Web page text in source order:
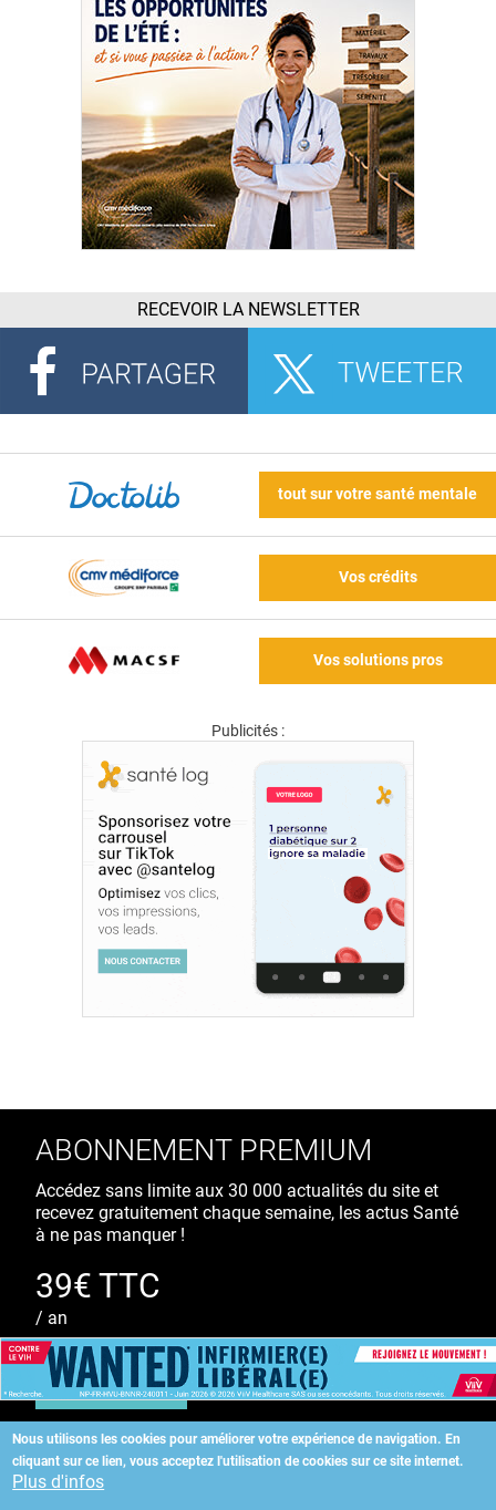
RECEVOIR LA NEWSLETTER
tout sur votre santé mentale
Vos crédits
Vos solutions pros
Publicités :
Nous utilisons les cookies pour améliorer votre expérience de navigation. En
cliquant sur ce lien, vous acceptez l'utilisation de cookies sur ce site internet.
Plus d'infos
ABONNEMENT PREMIUM
Accédez sans limite aux 30 000 actualités du site et
recevez gratuitement chaque semaine, les actus Santé
à ne pas manquer !
39€ TTC
/ an
S'ABONNER
Copyright